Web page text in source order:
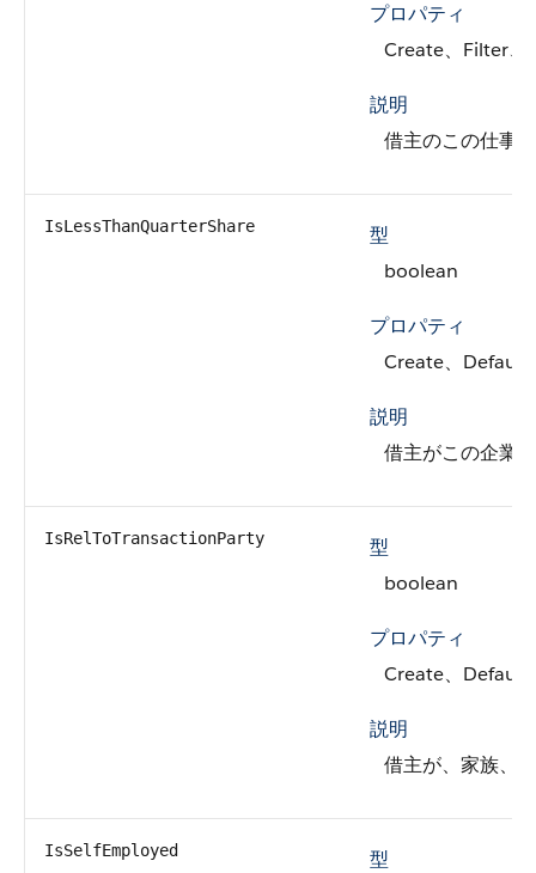
プロパティ
Create、Filter
説明
借主のこの仕事
IsLessThanQuarterShare
型
boolean
プロパティ
Create、
説明
借主がこの企業
IsRelToTransactionParty
型
boolean
プロパティ
Create、
説明
借主が、家族、
IsSelfEmployed
型